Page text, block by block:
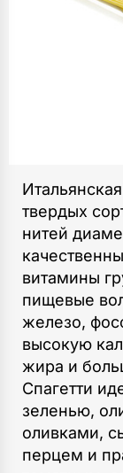
твердых
нитей
витамины
пищевые
железо,
высокую
жира и
Спагетти
зеленью,
оливками,
перцем и